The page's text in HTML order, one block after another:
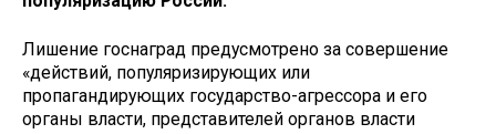
Лишение госнаград предусмотрено за совершение
«действий, популяризирующих или
пропагандирующих государство-агрессора и его
органы власти, представителей органов власти